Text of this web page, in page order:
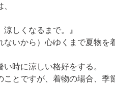
涼しくなるまで。』
ないから）心ゆくまで夏物を
時に涼しい格好をする。
ことですが、着物の場合、季